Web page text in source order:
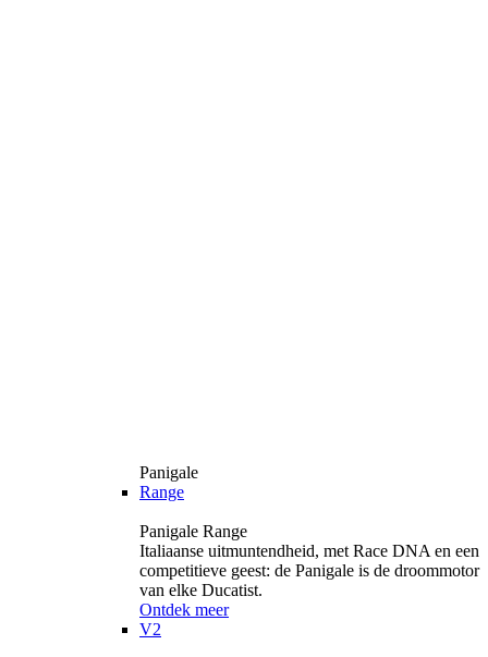
Panigale
Range
Panigale Range
Italiaanse uitmuntendheid, met Race DNA en een
competitieve geest: de Panigale is de droommotor
van elke Ducatist.
Ontdek meer
V2